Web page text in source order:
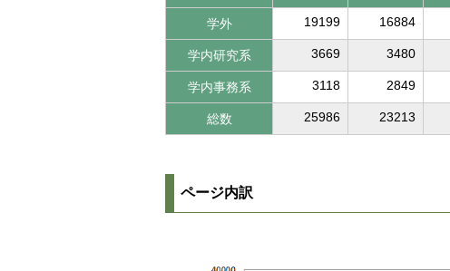
学外 19199 16884
学内研究系 3669 3480
学内事務系 3118 2849
総数 25986 23213
ページ内訳